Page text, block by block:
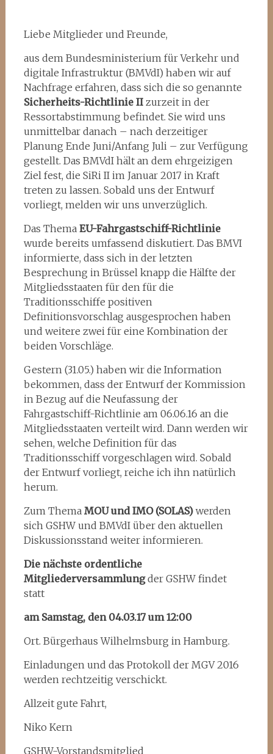
Liebe Mitglieder und Freunde,
aus dem Bundesministerium für Verkehr und
digitale Infrastruktur (BMVdI) haben wir auf
Nachfrage erfahren, dass sich die so genannte
Sicherheits-Richtlinie IIzurzeit in der
Ressortabstimmung befindet. Sie wird uns
unmittelbar danach – nach derzeitiger
Planung Ende Juni/Anfang Juli – zur Verfügung
gestellt. Das BMVdI hält an dem ehrgeizigen
Ziel fest, die SiRi II im Januar 2017 in Kraft
treten zu lassen. Sobald uns der Entwurf
vorliegt, melden wir uns unverzüglich.
Das Thema EU-Fahrgastschiff-Richtlinie
wurde bereits umfassend diskutiert. Das BMVI
informierte, dass sich in der letzten
Besprechung in Brüssel knapp die Hälfte der
Mitgliedsstaaten für den für die
Traditionsschiffe positiven
Definitionsvorschlag ausgesprochen haben
und weitere zwei für eine Kombination der
beiden Vorschläge.
Gestern (31.05.) haben wir die Information
bekommen, dass der Entwurf der Kommission
in Bezug auf die Neufassung der
Fahrgastschiff-Richtlinie am 06.06.16 an die
Mitgliedsstaaten verteilt wird. Dann werden wir
sehen, welche Definition für das
Traditionsschiff vorgeschlagen wird. Sobald
der Entwurf vorliegt, reiche ich ihn natürlich
herum.
Zum Thema MOU und IMO (SOLAS)werden
sich GSHW und BMVdI über den aktuellen
Diskussionsstand weiter informieren.
Die nächste ordentliche
Mitgliederversammlungder GSHW findet
statt
am Samstag, den 04.03.17um 12:00
Ort. Bürgerhaus Wilhelmsburg in Hamburg.
Einladungen und das Protokoll der MGV 2016
werden rechtzeitig verschickt.
Allzeit gute Fahrt,
Niko Kern
GSHW-Vorstandsmitglied